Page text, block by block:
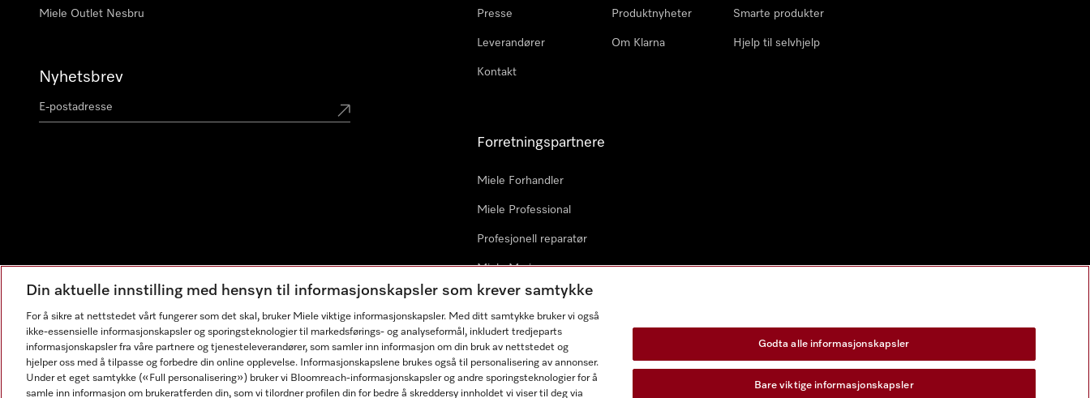
Miele Outlet Nesbru
Nyhetsbrev
Presse
Leverandører
Kontakt
Produktnyheter
Om Klarna
Smarte produkter
Hjelp til selvhjelp
Forretningspartnere
Miele Forhandler
Miele Professional
Profesjonell reparatør
Miele Marine
Arkitekter & byggherrer
Din aktuelle innstilling med hensyn til informasjonskapsler som krever samtykke
For å sikre at nettstedet vårt fungerer som det skal, bruker Miele viktige informasjonskapsler. Med ditt samtykke bruker vi også
ikke-essensielle informasjonskapsler og sporingsteknologier til markedsførings- og analyseformål, inkludert tredjeparts
informasjonskapsler fra våre partnere og tjenesteleverandører, som samler inn informasjon om din bruk av nettstedet og
hjelper oss med å tilpasse og forbedre din online opplevelse. Informasjonskapslene brukes også til personalisering av annonser.
Under et eget samtykke («Full personalisering») bruker vi Bloomreach-informasjonskapsler og andre sporingsteknologier for å
samle inn informasjon om brukeratferden din, som vi tilordner profilen din for bedre å skreddersy innholdet vi viser til deg via
Godta alle informasjonskapsler
Bare viktige informasjonskapsler